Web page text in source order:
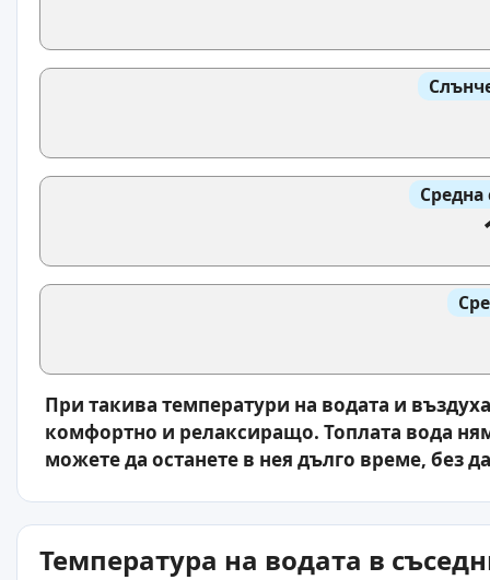
Средна
При такива температури на водата и
комфортно и релаксиращо. Топлата вода
можете да останете в нея дълго време, без
Температура на водата в